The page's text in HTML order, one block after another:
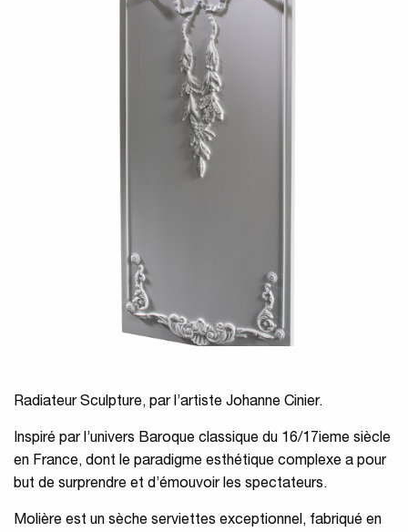
Radiateur Sculpture, par l’artiste Johanne Cinier.
Inspiré par l’univers Baroque classique du 16/17ieme siècle
en France, dont le paradigme esthétique complexe a pour
but de surprendre et d’émouvoir les spectateurs.
Molière est un sèche serviettes exceptionnel, fabriqué en